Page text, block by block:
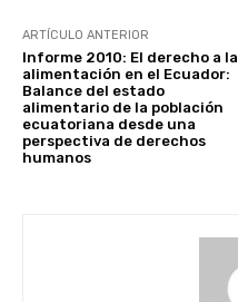
ARTÍCULO ANTERIOR
Informe 2010: El derecho a la
alimentación en el Ecuador:
Balance del estado
alimentario de la población
ecuatoriana desde una
perspectiva de derechos
humanos